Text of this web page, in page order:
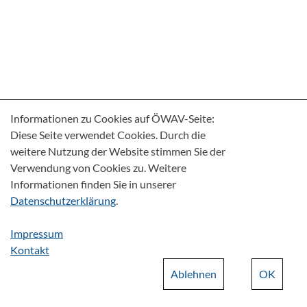
Informationen zu Cookies auf ÖWAV-Seite:
Diese Seite verwendet Cookies. Durch die
weitere Nutzung der Website stimmen Sie der
Verwendung von Cookies zu. Weitere
Informationen finden Sie in unserer
Datenschutzerklärung.
Impressum
Kontakt
OK
Ablehnen